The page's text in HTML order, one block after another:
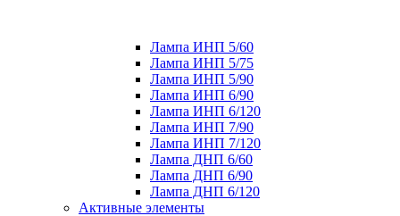
Лампа ИНП 5/60
Лампа ИНП 5/75
Лампа ИНП 5/90
Лампа ИНП 6/90
Лампа ИНП 6/120
Лампа ИНП 7/90
Лампа ИНП 7/120
Лампа ДНП 6/60
Лампа ДНП 6/90
Лампа ДНП 6/120
Активные элементы